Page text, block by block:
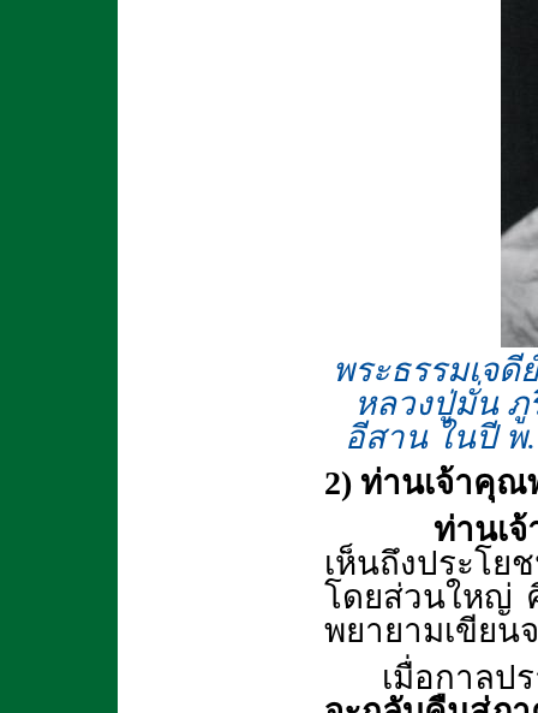
พระธรรมเจ
หลวงปู่มั่น ภู
อีสาน ในปี
2) ท่านเจ้าคุณ
ท่านเ
เห็นถึงประโ
โดยส่วนใหญ่
พยายามเขียน
เมื่อกาล